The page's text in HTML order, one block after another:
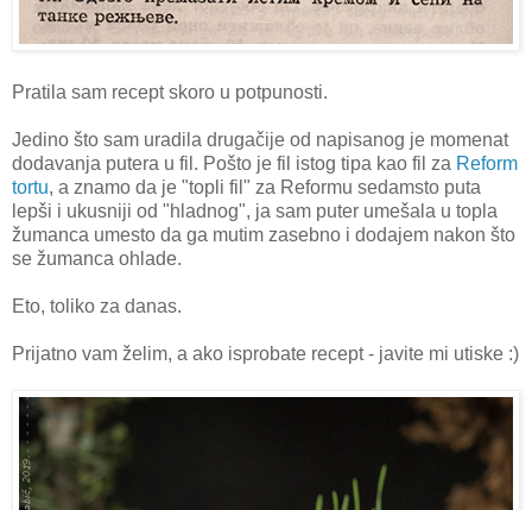
Pratila sam recept skoro u potpunosti.
Jedino što sam uradila drugačije od napisanog je momenat
dodavanja putera u fil. Pošto je fil istog tipa kao fil za Reform
tortu, a znamo da je "topli fil" za Reformu sedamsto puta
lepši i ukusniji od "hladnog", ja sam puter umešala u topla
žumanca umesto da ga mutim zasebno i dodajem nakon što
se žumanca ohlade.
Eto, toliko za danas.
Prijatno vam želim, a ako isprobate recept - javite mi utiske :)